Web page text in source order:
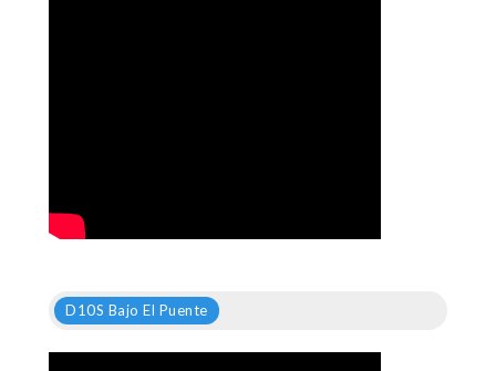
D10S Bajo El Puente